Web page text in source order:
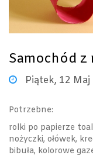
Samochód z
Piątek, 12 Maj
Potrzebne:
rolki po papierze
nożyczki, ołówek,
bibuła, kolorowe